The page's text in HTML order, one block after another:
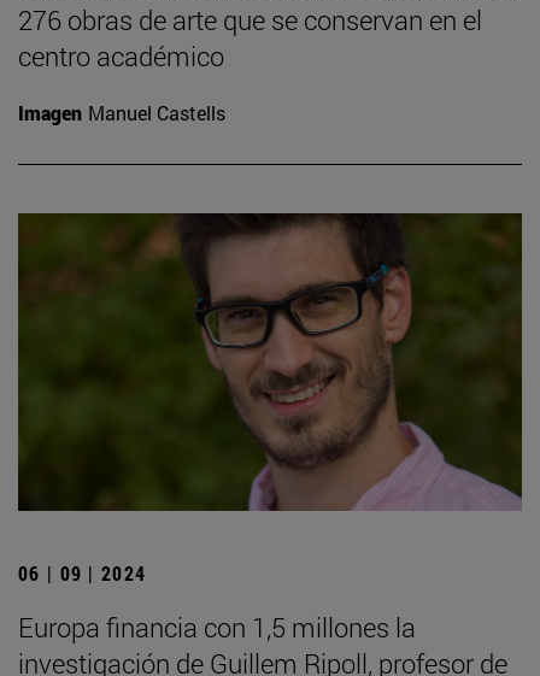
276 obras de arte que se conservan en el
centro académico
Imagen Manuel Castells
06 | 09 | 2024
Europa financia con 1,5 millones la
investigación de Guillem Ripoll, profesor de